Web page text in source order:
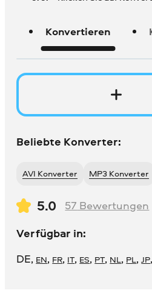
Konvertieren
Beliebte Konverter:
AVI Konverter MP3 Konverter
5.0 57 Bewertungen
Verfügbar in:
DE, EN, FR, IT, ES, PT, NL, PL,JP,